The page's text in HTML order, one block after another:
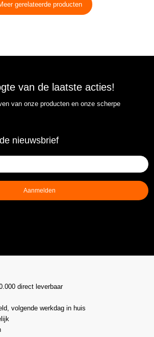
gerelateerde producten
van de laatste acties!
van onze producten en onze scherpe
nieuwsbrief
Aanmelden
direct leverbaar
volgende werkdag in huis